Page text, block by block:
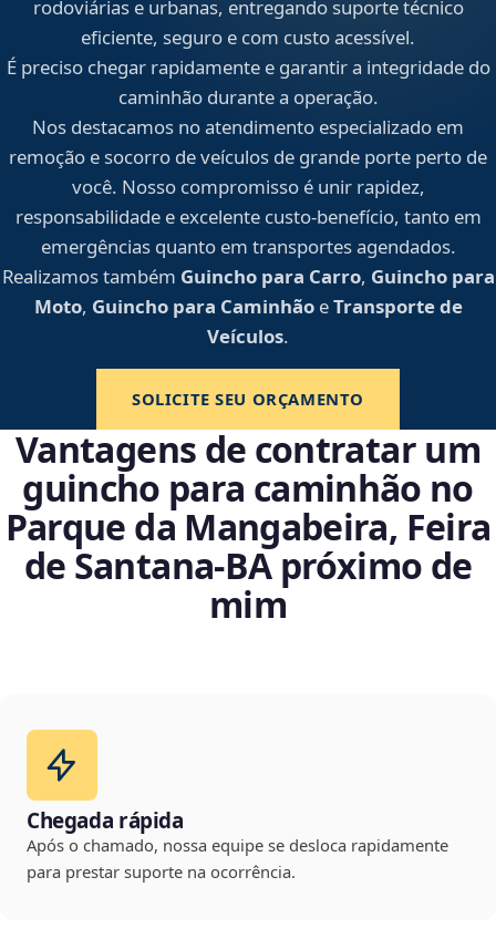
rodoviárias e urbanas, entregando suporte técnico
eficiente, seguro e com custo acessível.
É preciso chegar rapidamente e garantir a integridade do
caminhão durante a operação.
Nos destacamos no atendimento especializado em
remoção e socorro de veículos de grande porte perto de
você. Nosso compromisso é unir rapidez,
responsabilidade e excelente custo-benefício, tanto em
emergências quanto em transportes agendados.
Realizamos também Guincho para Carro, Guincho para
Moto, Guincho para CaminhãoeTransporte de
Veículos.
SOLICITE SEU ORÇAMENTO
Vantagens de contratar um
guincho para caminhão no
Parque da Mangabeira, Feira
de Santana‑BA próximo de
mim
Chegada rápida
Após o chamado, nossa equipe se desloca rapidamente
para prestar suporte na ocorrência.